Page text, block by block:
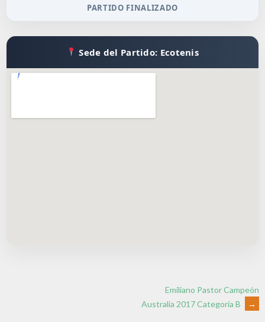
PARTIDO FINALIZADO
Sede del Partido: Ecotenis
Emiliano Pastor Campeón
Australia 2017 Categoría B
→